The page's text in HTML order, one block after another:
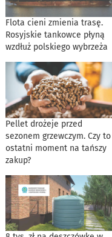
Flota cieni zmienia trasę.
Rosyjskie tankowce płyną
wzdłuż polskiego wybrzeża
Pellet drożeje przed
sezonem grzewczym. Czy to
ostatni moment na tańszy
zakup?